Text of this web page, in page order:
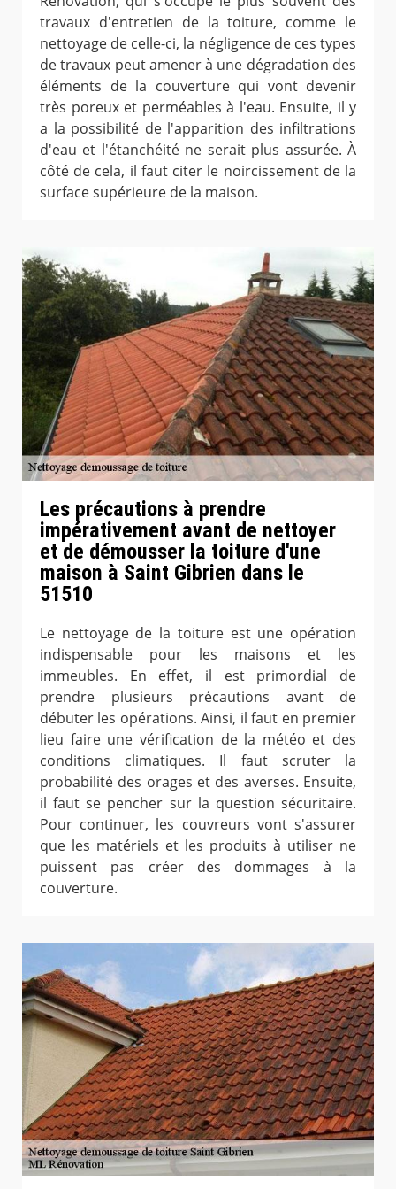
travaux d'entretien de la toiture, comme le
nettoyage de celle-ci, la négligence de ces types
de travaux peut amener à une dégradation des
éléments de la couverture qui vont devenir
très poreux et perméables à l'eau. Ensuite, il y
a la possibilité de l'apparition des infiltrations
d'eau et l'étanchéité ne serait plus assurée. À
côté de cela, il faut citer le noircissement de la
surface supérieure de la maison.
Les précautions à prendre
impérativement avant de nettoyer
et de démousser la toiture d'une
maison à Saint Gibrien dans le
51510
Le nettoyage de la toiture est une opération
indispensable pour les maisons et les
immeubles. En effet, il est primordial de
prendre plusieurs précautions avant de
débuter les opérations. Ainsi, il faut en premier
lieu faire une vérification de la météo et des
conditions climatiques. Il faut scruter la
probabilité des orages et des averses. Ensuite,
il faut se pencher sur la question sécuritaire.
Pour continuer, les couvreurs vont s'assurer
que les matériels et les produits à utiliser ne
puissent pas créer des dommages à la
couverture.